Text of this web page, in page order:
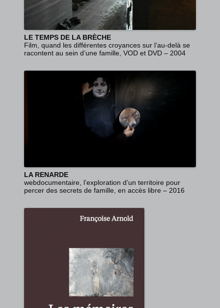
LE TEMPS DE LA BRÈCHE
Film, quand les différentes croyances sur l’au-delà se
racontent au sein d’une famille, VOD et DVD – 2004
LA RENARDE
webdocumentaire, l’exploration d’un territoire pour
percer des secrets de famille, en accès libre – 2016